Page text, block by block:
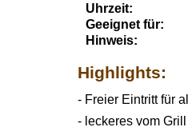
Uhrzeit:
Geeignet für:
Hinweis:
Highlights:
- Freier Eintritt für
- leckeres vom